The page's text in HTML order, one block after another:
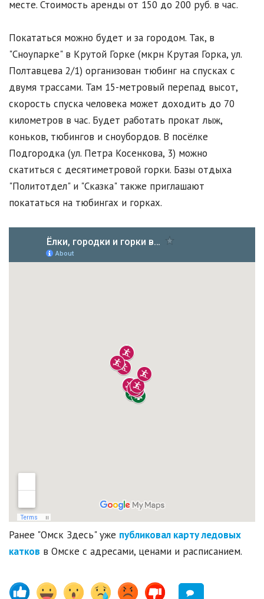
месте. Стоимость аренды от 150 до 200 руб. в час.
Покататься можно будет и за городом. Так, в
"Сноупарке" в Крутой Горке (мкрн Крутая Горка, ул.
Полтавцева 2/1) организован тюбинг на спусках с
двумя трассами. Там 15-метровый перепад высот,
скорость спуска человека может доходить до 70
километров в час. Будет работать прокат лыж,
коньков, тюбингов и сноубордов. В посёлке
Подгородка (ул. Петра Косенкова, 3) можно
скатиться с десятиметровой горки. Базы отдыха
"Политотдел" и "Сказка" также приглашают
покататься на тюбингах и горках.
Ранее "Омск Здесь" уже публиковал карту ледовых
катков в Омске с адресами, ценами и расписанием.